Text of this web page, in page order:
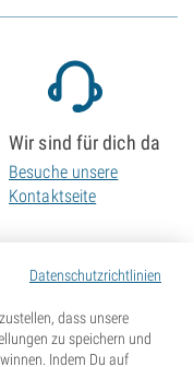
Datenschutzrichtlinien
dass unsere
zu speichern und
Indem Du auf
Wir sind für dich da
Besuche unsere
Kontaktseite